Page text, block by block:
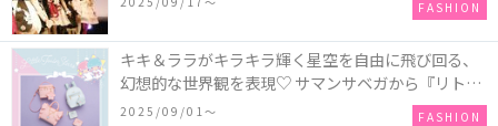
FASHION
キキ＆ララがキラキラ輝く星空を自由に飛び回る、
幻想的な世界観を表現♡ サマンサベガから『リトル
ツインスターズ』50周年アニバーサリーイヤー』を
2025/09/01〜 FASHION